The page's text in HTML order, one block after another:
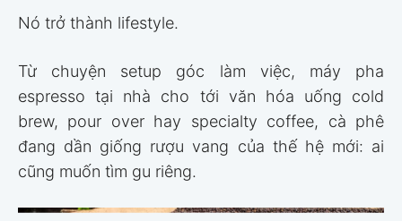
Nó trở thành lifestyle.
Từ chuyện setup góc làm việc, máy pha
espresso tại nhà cho tới văn hóa uống cold
brew, pour over hay specialty coffee, cà phê
đang dần giống rượu vang của thế hệ mới: ai
cũng muốn tìm gu riêng.